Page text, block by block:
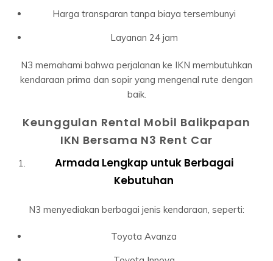
Harga transparan tanpa biaya tersembunyi
Layanan 24 jam
N3 memahami bahwa perjalanan ke IKN membutuhkan
kendaraan prima dan sopir yang mengenal rute dengan
baik.
Keunggulan Rental Mobil Balikpapan
IKN Bersama N3 Rent Car
Armada Lengkap untuk Berbagai
Kebutuhan
N3 menyediakan berbagai jenis kendaraan, seperti:
Toyota Avanza